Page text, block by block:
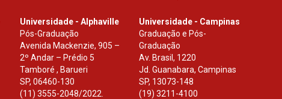
Universidade - Alphaville
Pós-Graduação
Avenida Mackenzie, 905 –
2º Andar – Prédio 5
Tamboré , Barueri
SP, 06460-130
(11) 3555-2048/2022.
Universidade - Campinas
Graduação e Pós-
Graduação
Av. Brasil, 1220
Jd. Guanabara, Campinas
SP, 13073-148
(19) 3211-4100